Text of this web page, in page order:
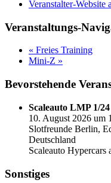
Veranstalter-Website
Veranstaltungs-
« Freies Training
Mini-Z »
Bevorstehende
Scaleauto LMP 1/24
10. August 2026 um
Slotfreunde Berlin,
Deutschland
Scaleauto Hypercars
Sonstiges